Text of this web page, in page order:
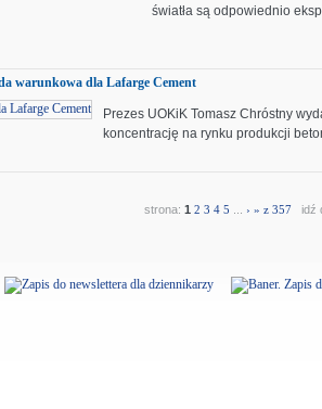
światła są odpowiednio
warunkowa dla Lafarge Cement
Prezes UOKiK Tomasz Chróstny
koncentrację na rynku produkcji
strona: 1 2 3 4 5 › » z 357 idź